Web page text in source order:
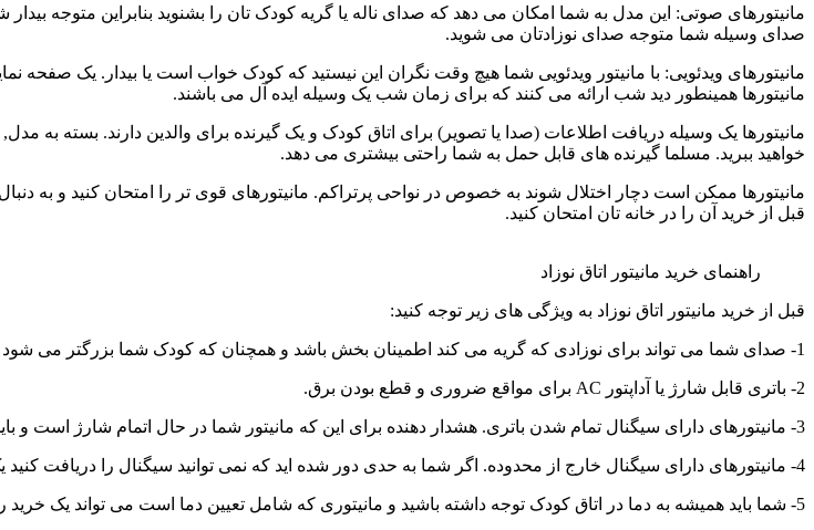
مانیتورهای صوتی: این مدل به شما امکان می دهد که صدای ناله یا گریه کودک تان را بشنوید بنابراین
صدای وسیله شما متوجه صدای نوزادتان می شوید.
مانیتورهای ویدئویی: با مانیتور ویدئویی شما هیچ وقت نگران این نیستید که کودک خواب است یا بیدار. یک
مانیتورها همینطور دید شب ارائه می کنند که برای زمان شب یک وسیله ایده آل می باشند.
مانیتورها یک وسیله دریافت اطلاعات (صدا یا تصویر) برای اتاق کودک و یک گیرنده برای والدین دارند. بسته به
خواهید ببرید. مسلما گیرنده های قابل حمل به شما راحتی بیشتری می دهد.
مانیتورها ممکن است دچار اختلال شوند به خصوص در نواحی پرتراکم. مانیتورهای قوی تر را امتحان کنید و به
قبل از خرید آن را در خانه تان امتحان کنید.
راهنمای خرید مانیتور اتاق نوزاد
قبل از خرید مانیتور اتاق نوزاد به ویژگی های زیر توجه کنید:
1- صدای شما می تواند برای نوزادی که گریه می کند اطمینان بخش باشد و همچنان که کودک شما بزرگتر می شود ارتباط داخلی به شما امکان می دهد که از اتاق های مختلف ارتباط با اوبرقرار کنید.
2- باتری قابل شارژ یا آداپتور AC برای مواقع ضروری و قطع بودن برق.
3- مانیتورهای دارای سیگنال تمام شدن باتری. هشدار دهنده برای این که مانیتور شما در حال اتمام شارژ است و باید آن را به شارژ بزنید.
4- مانیتورهای دارای سیگنال خارج از محدوده. اگر شما به حدی دور شده اید که نمی توانید سیگنال را دریافت کنید یک هشدار صوتی به شما اطلاع می دهد.
5- شما باید همیشه به دما در اتاق کودک توجه داشته باشید و مانیتوری که شامل تعیین دما است می تواند یک خرید را برای شما حذف کند.